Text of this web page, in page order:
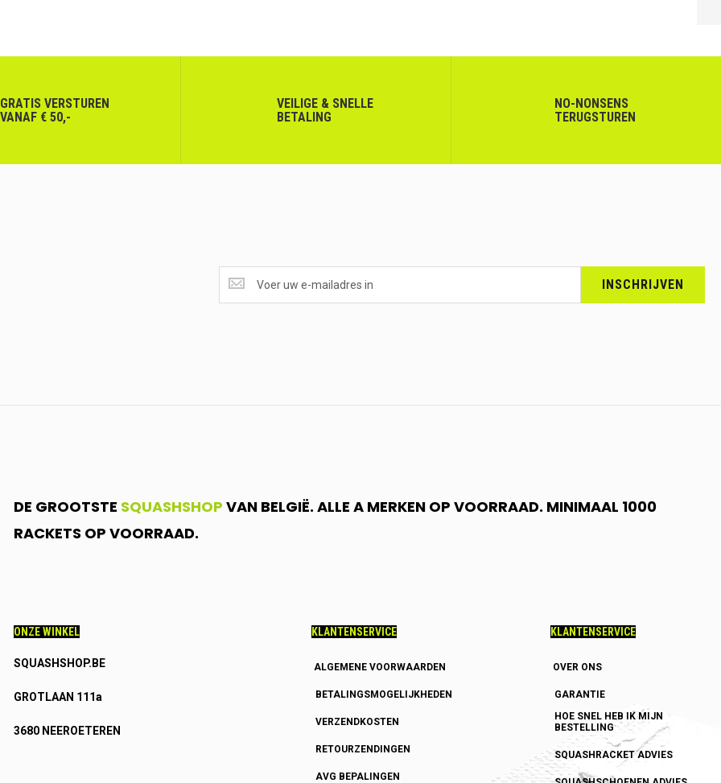
GRATIS VERSTUREN
VANAF € 50,-
VEILIGE & SNELLE
BETALING
NO-NONSENS
TERUGSTUREN
ONTVANGEN?
<br>SCHRIJF
INSCHRIJVEN
DE GROOTSTE SQUASHSHOP VAN BELGIË. ALLE A MERKEN OP VOORRAAD. MINIMAAL 1000
RACKETS OP VOORRAAD.
ONZE WINKEL
SQUASHSHOP.BE
GROTLAAN 111a
3680 NEEROETEREN
KLANTENSERVICE
ALGEMENE VOORWAARDEN
BETALINGSMOGELIJKHEDEN
VERZENDKOSTEN
RETOURZENDINGEN
AVG BEPALINGEN
KLANTENSERVICE
OVER ONS
GARANTIE
HOE SNEL HEB IK MIJN
BESTELLING
SQUASHRACKET ADVIES